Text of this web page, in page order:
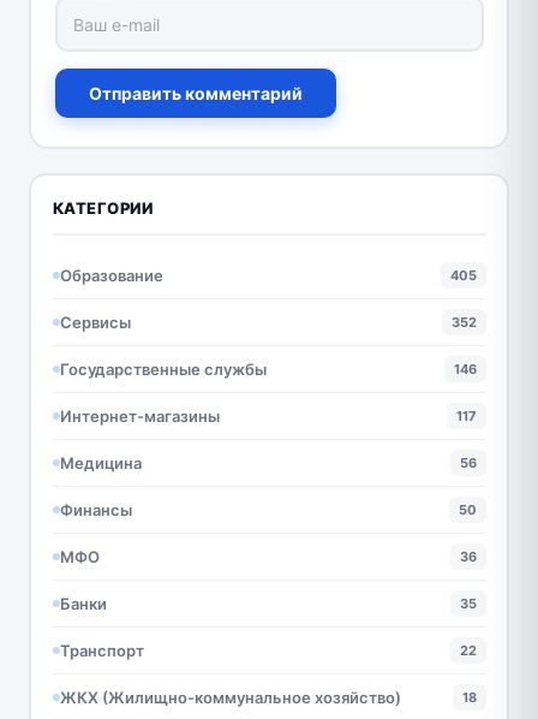
Отправить комментарий
КАТЕГОРИИ
Образование 405
Сервисы 352
Государственные службы 146
Интернет-магазины 117
Медицина 56
Финансы 50
МФО 36
Банки 35
Транспорт 22
ЖКХ (Жилищно-коммунальное хозяйство) 18